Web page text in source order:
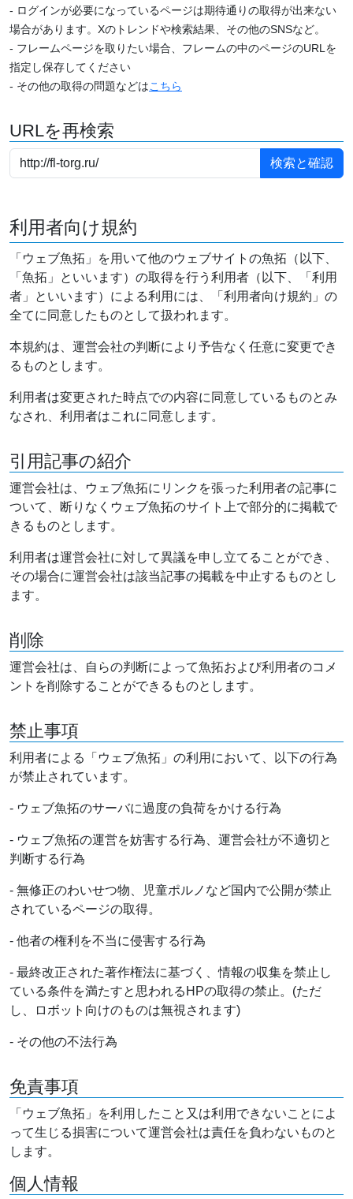
- ログインが必要になっているページは期待通りの取得が出来ない
場合があります。Xのトレンドや検索結果、その他のSNSなど。
- フレームページを取りたい場合、フレームの中のページのURLを
指定し保存してください
- その他の取得の問題などはこちら
URLを再検索
利用者向け規約
「ウェブ魚拓」を用いて他のウェブサイトの魚拓（以下、
「魚拓」といいます）の取得を行う利用者（以下、「利用
者」といいます）による利用には、「利用者向け規約」の
全てに同意したものとして扱われます。
本規約は、運営会社の判断により予告なく任意に変更でき
るものとします。
利用者は変更された時点での内容に同意しているものとみ
なされ、利用者はこれに同意します。
引用記事の紹介
運営会社は、ウェブ魚拓にリンクを張った利用者の記事に
ついて、断りなくウェブ魚拓のサイト上で部分的に掲載で
きるものとします。
利用者は運営会社に対して異議を申し立てることができ、
その場合に運営会社は該当記事の掲載を中止するものとし
ます。
削除
運営会社は、自らの判断によって魚拓および利用者のコメ
ントを削除することができるものとします。
禁止事項
利用者による「ウェブ魚拓」の利用において、以下の行為
が禁止されています。
- ウェブ魚拓のサーバに過度の負荷をかける行為
- ウェブ魚拓の運営を妨害する行為、運営会社が不適切と
判断する行為
- 無修正のわいせつ物、児童ポルノなど国内で公開が禁止
されているページの取得。
- 他者の権利を不当に侵害する行為
- 最終改正された著作権法に基づく、情報の収集を禁止し
ている条件を満たすと思われるHPの取得の禁止。(ただ
し、ロボット向けのものは無視されます)
- その他の不法行為
免責事項
「ウェブ魚拓」を利用したこと又は利用できないことによ
って生じる損害について運営会社は責任を負わないものと
します。
個人情報